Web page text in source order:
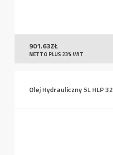
901.63ZŁ
NETTO PLUS 23% VAT
Olej Hydrauliczny 5L HLP 32